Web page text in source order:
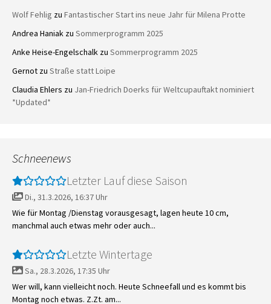
Wolf Fehlig zu Fantastischer Start ins neue Jahr für Milena Protte
Andrea Haniak zu Sommerprogramm 2025
Anke Heise-Engelschalk zu Sommerprogramm 2025
Gernot zu Straße statt Loipe
Claudia Ehlers zu Jan-Friedrich Doerks für Weltcupauftakt nominiert
*Updated*
Schneenews
Letzter Lauf diese Saison
Di., 31.3.2026, 16:37 Uhr
Wie für Montag /Dienstag vorausgesagt, lagen heute 10 cm,
manchmal auch etwas mehr oder auch...
Letzte Wintertage
Sa., 28.3.2026, 17:35 Uhr
Wer will, kann vielleicht noch. Heute Schneefall und es kommt bis
Montag noch etwas. Z.Zt. am...